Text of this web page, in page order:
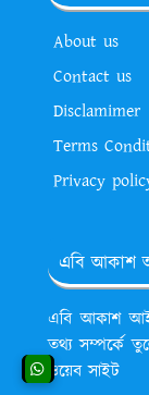
About us
Contact us
Disclamimer
Terms
Privacy
এবি আকাশ
এবি আকাশ
তথ্য সম্পর্কে
ওয়েব সাইট